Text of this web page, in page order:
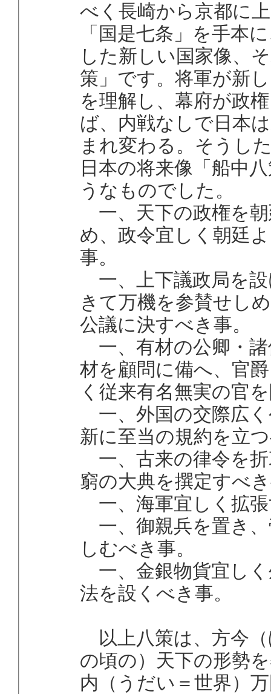
べく長崎から京都に
「国是七条」を手本
した新しい国家像、
策」です。将軍が新
を理解し、幕府が政
ば、内戦なしで日本
まれ変わる。そうし
日本の将来像「船中
うなものでした。
一、天下の政権を
め、政令宜しく朝廷
事。
一、上下議政局を
きて万機を参賛せし
公議に決すべき事。
一、有材の公卿・
材を顧問に備へ、官
く従来有名無実の官
一、外国の交際広
新に至当の規約を立
一、古来の律令を
窮の大典を撰定すべ
一、海軍宜しく拡
一、御親兵を置き
しむべき事。
一、金銀物貨宜し
法を設くべき事。
以上八策は、方今
の頃の）天下の形勢
内（うだい＝世界）